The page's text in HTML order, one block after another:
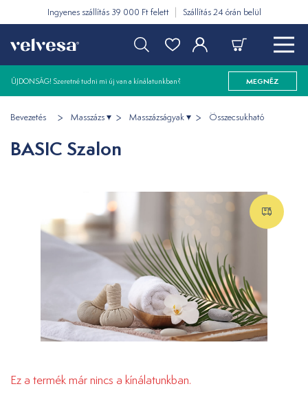
Ingyenes szállítás 39 000 Ft felett Szállítás 24 órán belül
ÚJDONSÁG! Szeretné tudni mi új van a kínálatunkban? MEGNÉZ
Bevezetés Masszázs Masszázságyak Összecsukható
BASIC Szalon
Ez a termék már nincs a kínálatunkban.